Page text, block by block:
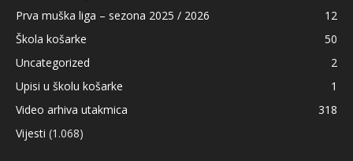
Prva muška liga – sezona 2025 / 2026
12
Škola košarke
50
Uncategorized
2
Upisi u školu košarke
1
Video arhiva utakmica
318
Vijesti (1.068)